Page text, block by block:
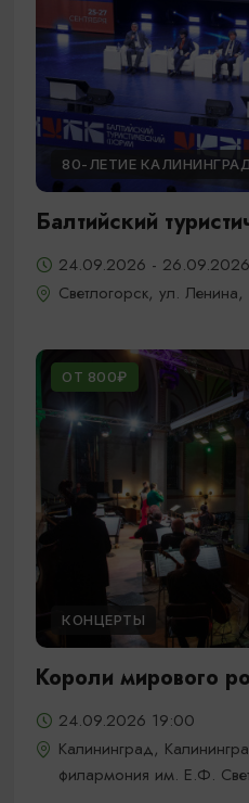
80-ЛЕТИЕ
Балтийский
24.09.2026 - 26.09.2026
Светлогорск, ул. Ленина,
ОТ 800₽
КОНЦЕРТЫ
Короли мирового
24.09.2026 19:00
Калининград,
филармония им. Е.Ф.